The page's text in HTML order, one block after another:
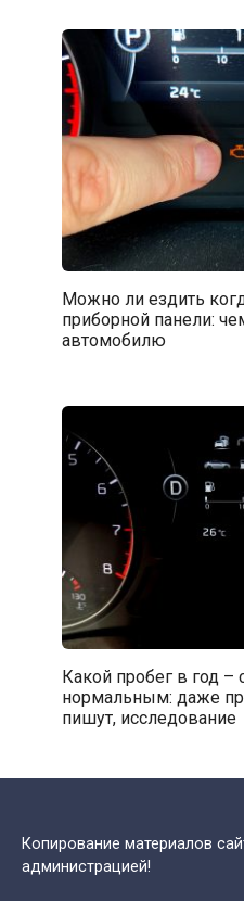
Можно ли ездить
приборной панели:
автомобилю
Какой пробег в год –
нормальным: даже
пишут, исследование
Копирование материалов
администрацией!